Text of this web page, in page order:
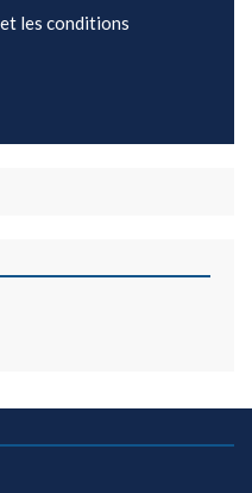
les conditions